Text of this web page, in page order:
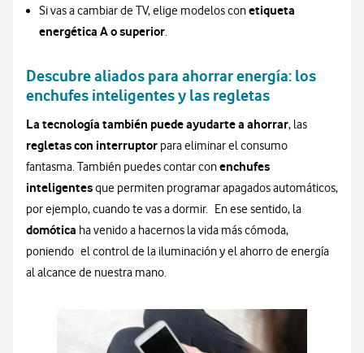
Si vas a cambiar de TV, elige modelos conetiqueta
energética A o superior.
Descubre aliados para ahorrar energía: los
enchufes inteligentes y las regletas
La tecnología también puede ayudarte a ahorrar, las
regletas con interruptor para eliminar el consumo
fantasma. También puedes contar conenchufes
inteligentesque permiten programar apagados automáticos,
por ejemplo, cuando te vas a dormir. En ese sentido, la
domótica ha venido a hacernos la vida más cómoda,
poniendo el control de la iluminación y el ahorro de energía
al alcance de nuestra mano.